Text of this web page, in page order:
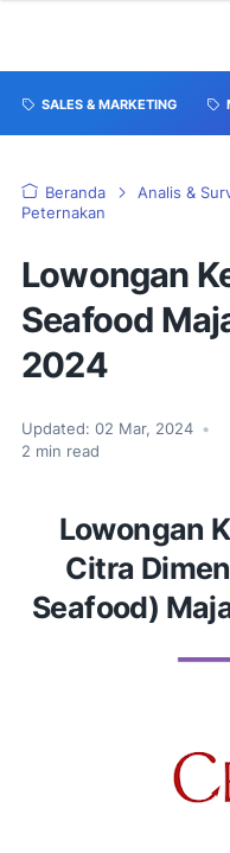
SALES & MARKETING
Beranda Analis &
Peternakan
Lowongan
Seafood
2024
Updated: 02 Mar, 2024 •
2 min read
Lowongan
Citra
Seafood)